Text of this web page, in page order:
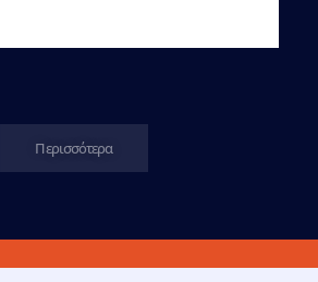
Περισσότερα